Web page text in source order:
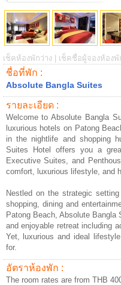
เช็คห้องพักว่าง | เช็คชื่อผู้จองห้องพั
ชื่อที่พัก :
Absolute Bangla Suites
รายละเอียด :
Welcome to Absolute Bangla
luxurious hotels on Patong
in the nightlife and shopping
Suites Hotel offers you a
Executive Suites, and
comfort, luxurious lifestyle, and
Nestled on the strategic
shopping, dining and
Patong Beach, Absolute
and enjoyable retreat including
Yet, luxurious and ideal
for.
อัตราห้องพัก :
The room rates are from THB